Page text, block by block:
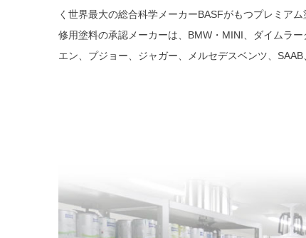
く世界最大の総合科学メーカーBASFがもつプレミア
修用塗料の承認メーカーは、BMW・MINI、ダイムラ
エン、プジョー、ジャガー、メルセデスベンツ、SAAB